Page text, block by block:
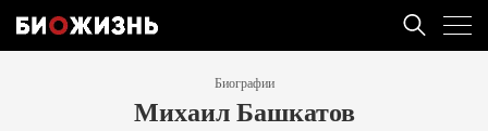
Биографии
Михаил Башкатов